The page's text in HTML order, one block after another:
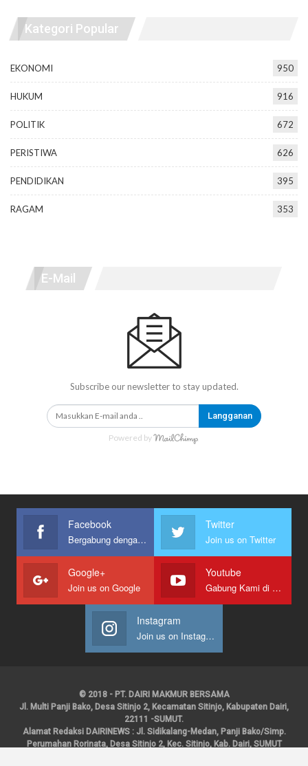
Kategori Popular
EKONOMI 950
HUKUM 916
POLITIK 672
PERISTIWA 626
PENDIDIKAN 395
RAGAM 353
E-Mail
Subscribe our newsletter to stay updated.
Langganan
Powered by
Facebook
Bergabung dengan kami
Twitter
Join us on Twitter
Google+
Join us on Google
Youtube
Gabung Kami di Youtube
Instagram
Join us on Instagram
© 2018 - PT. DAIRI MAKMUR BERSAMA
Jl. Multi Panji Bako, Desa Sitinjo 2, Kecamatan Sitinjo, Kabupaten Dairi,
22111 -SUMUT.
Alamat Redaksi DAIRINEWS : Jl. Sidikalang-Medan, Panji Bako/Simp.
Perumahan Rorinata, Desa Sitinjo 2, Kec. Sitinjo, Kab. Dairi, SUMUT